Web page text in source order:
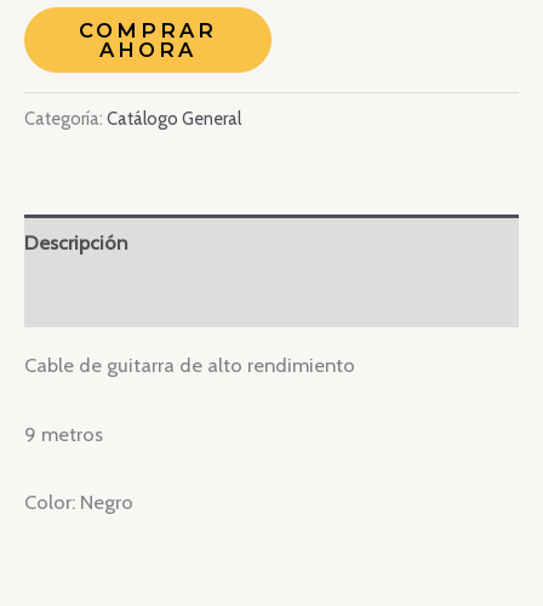
COMPRAR
AHORA
Categoría: Catálogo General
Descripción
Cable de guitarra de alto rendimiento
9 metros
Color: Negro